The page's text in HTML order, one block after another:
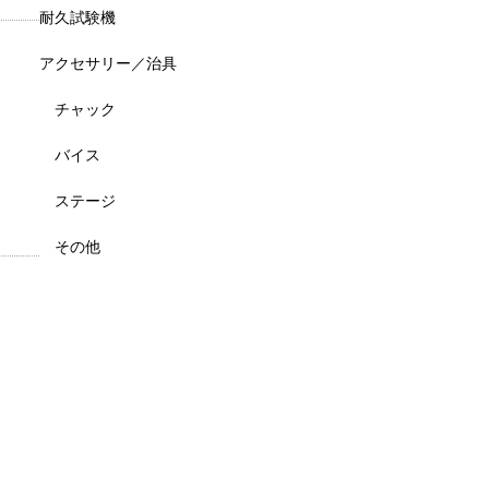
耐久試験機
アクセサリー／治具
チャック
バイス
ステージ
その他